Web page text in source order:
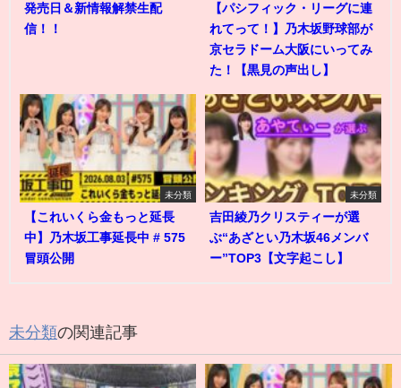
発売日＆新情報解禁生配
信！！
【パシフィック・リーグに連
れてって！】乃木坂野球部が
京セラドーム大阪にいってみ
た！【黒見の声出し】
未分類
【これいくら金もっと延長
中】乃木坂工事延長中 # 575
冒頭公開
未分類
吉田綾乃クリスティーが選
ぶ“あざとい乃木坂46メンバ
ー”TOP3【文字起こし】
未分類の関連記事